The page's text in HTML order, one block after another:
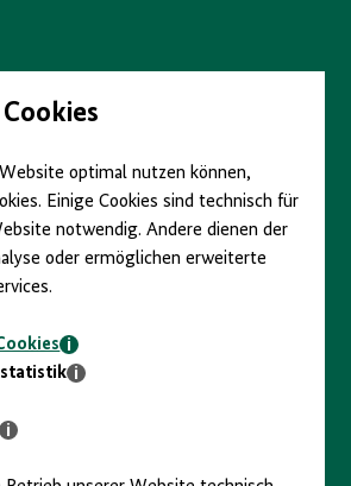
optimal nutzen können,
Einige Cookies sind technisch für
notwendig. Andere dienen der
oder ermöglichen erweiterte